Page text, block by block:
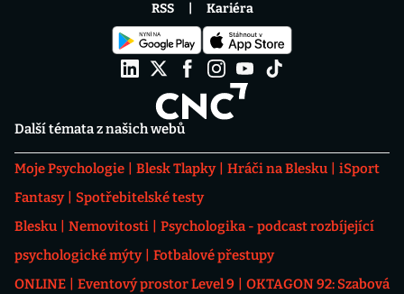
Další témata z našich webů
Moje Psychologie Blesk Tlapky Hráči na Blesku
iSport
Fantasy
Spotřebitelské testy
Blesku
Nemovitosti
Psychologika - podcast rozbíjející
psychologické mýty
Fotbalové přestupy
ONLINE
Eventový prostor Level 9
OKTAGON 92: Szabová
RSS Kariéra